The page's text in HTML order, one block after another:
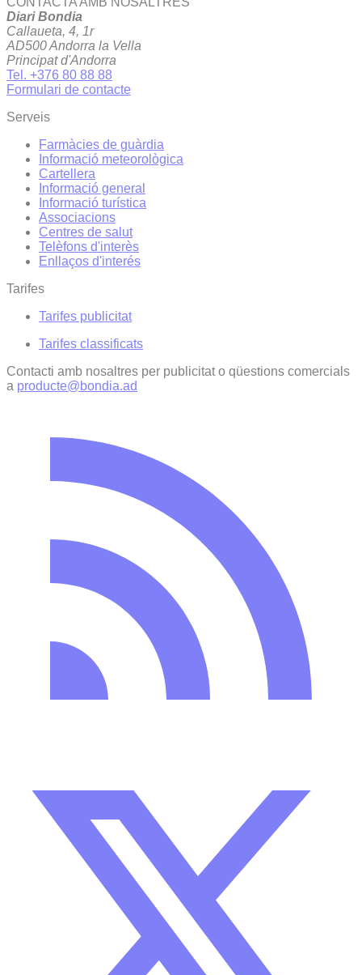
Diari Bondia
Callaueta, 4, 1r
AD500 Andorra la Vella
Principat d'Andorra
Tel. +376 80 88 88
Formulari de contacte
Serveis
Farmàcies de guàrdia
Informació meteorològica
Cartellera
Informació general
Informació turística
Associacions
Centres de salut
Telèfons d'interès
Enllaços d'interés
Tarifes
Tarifes publicitat
Tarifes classificats
Contacti amb nosaltres per publicitat o qüestions comercials
a producte@bondia.ad